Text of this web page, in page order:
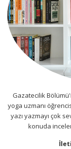
Gazatecilik
yoga uzmanı
yazı yazmayı çok
konuda